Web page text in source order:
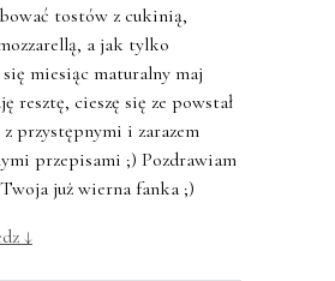
tostów z cukinią,
a jak tylko
się miesiąc maturalny maj
resztę, cieszę się ze powstał
przystępnymi i zarazem
przepisami ;) Pozdrawiam
już wierna fanka ;)
↓